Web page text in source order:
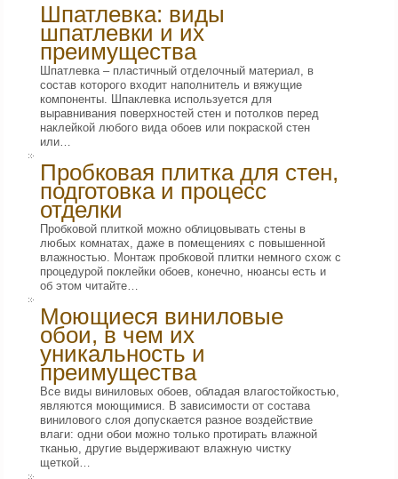
Шпатлевка: виды
шпатлевки и их
преимущества
Шпатлевка – пластичный отделочный материал, в
состав которого входит наполнитель и вяжущие
компоненты. Шпаклевка используется для
выравнивания поверхностей стен и потолков перед
наклейкой любого вида обоев или покраской стен
или…
Пробковая плитка для стен,
подготовка и процесс
отделки
Пробковой плиткой можно облицовывать стены в
любых комнатах, даже в помещениях с повышенной
влажностью. Монтаж пробковой плитки немного схож с
процедурой поклейки обоев, конечно, нюансы есть и
об этом читайте…
Моющиеся виниловые
обои, в чем их
уникальность и
преимущества
Все виды виниловых обоев, обладая влагостойкостью,
являются моющимися. В зависимости от состава
винилового слоя допускается разное воздействие
влаги: одни обои можно только протирать влажной
тканью, другие выдерживают влажную чистку
щеткой…